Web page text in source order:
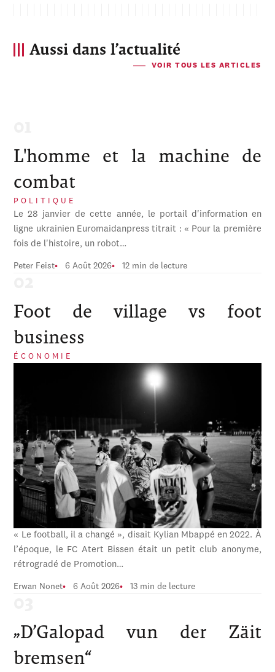
Aussi dans l’actualité
VOIR TOUS LES ARTICLES
L'homme et la machine de
combat
POLITIQUE
Le 28 janvier de cette année, le portail d'information en
ligne ukrainien Euromaidanpress titrait : « Pour la première
fois de l'histoire, un robot…
Peter Feist 6 Août 2026 12 min de lecture
Foot de village vs foot
business
ÉCONOMIE
« Le football, il a changé », disait Kylian Mbappé en 2022. À
l’époque, le FC Atert Bissen était un petit club anonyme,
rétrogradé de Promotion…
Erwan Nonet 6 Août 2026 13 min de lecture
„D’Galopad vun der Zäit
bremsen“